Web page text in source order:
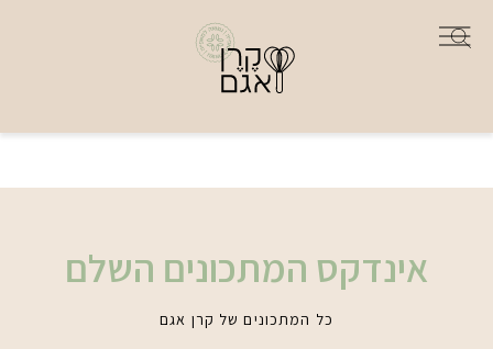
אינדקס המתכונים השלם
כל המתכונים של קרן אגם